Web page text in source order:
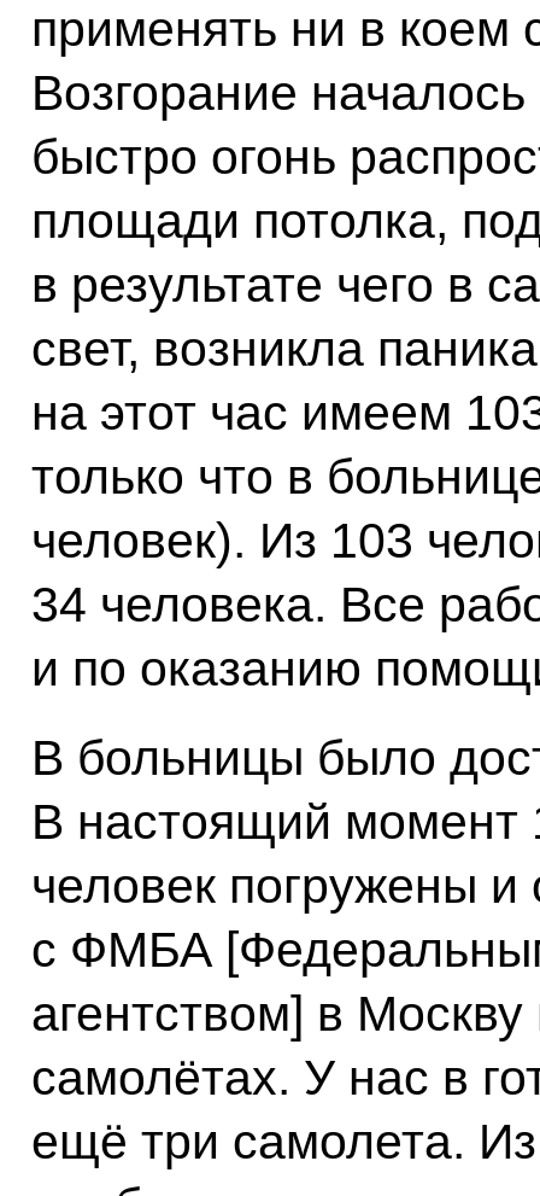
применять ни в коем
Возгорание
быстро огонь
площади потолка,
в результате чего в
свет, возникла
на этот час имеем
только что в
человек). Из 103
34 человека. Все
и по оказанию
В больницы было
В настоящий момент
человек погружены
с ФМБА
агентством] в
самолётах. У нас в
ещё три самолета.